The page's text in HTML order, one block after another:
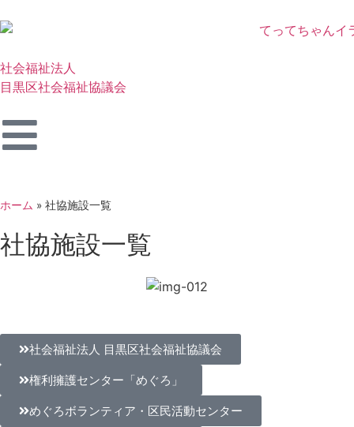
社会福祉法人
目黒区社会福祉協議会
ホーム » 社協施設一覧
社協施設一覧
社会福祉法人 目黒区社会福祉協議会
権利擁護センター「めぐろ」
めぐろボランティア・区民活動センター